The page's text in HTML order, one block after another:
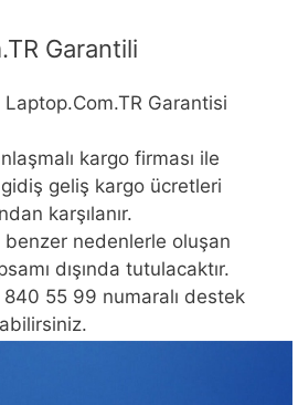
Garantili
Garantisi
kargo firması ile
geliş kargo ücretleri
karşılanır.
benzer nedenlerle oluşan
dışında tutulacaktır.
55 99 numaralı destek